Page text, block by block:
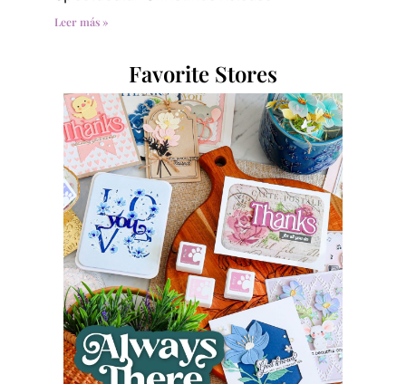
Leer más »
Favorite Stores